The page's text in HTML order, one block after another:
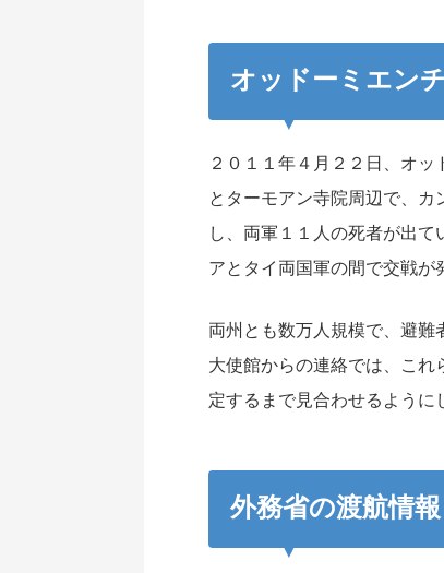
オッドーミエン
２０１１年４月２２日、オ
とターモアン寺院周辺で、
し、両軍１１人の死者が出
アとタイ両国軍の間で交戦が
両州とも数万人規模で、避難
大使館からの連絡では、こ
定するまで見合わせるように
外務省の渡航情報